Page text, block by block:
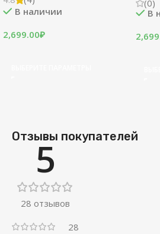
В наличии
2,699.00₽
(0)
В
Отзывы покупателей
5
28 отзывов
28